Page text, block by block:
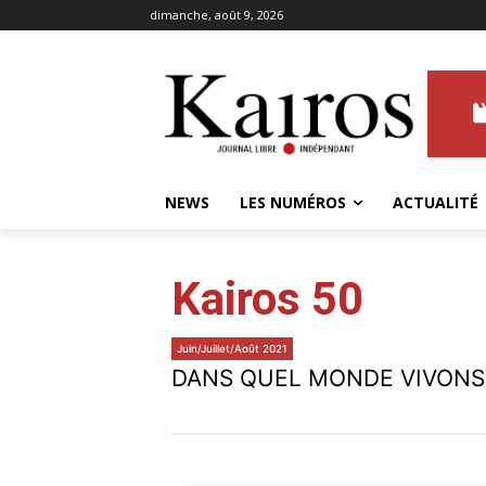
dimanche, août 9, 2026
NEWS LES NUMÉROS ACTUALITÉ
Kairos 50
Juin/Juillet/Août 2021
DANS QUEL MONDE